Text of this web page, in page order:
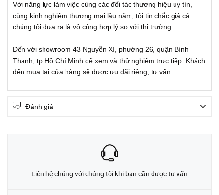
Với năng lực làm việc cùng các đối tác thương hiệu uy tín,
cùng kinh nghiệm thương mại lâu năm, tôi tin chắc giá cả
chúng tôi đưa ra là vô cùng hợp lý so với thị trường.
Đến với showroom 43 Nguyễn Xí, phường 26, quận Bình
Thạnh, tp Hồ Chí Minh để xem và thử nghiệm trực tiếp. Khách
đến mua tại cửa hàng sẽ được ưu đãi riêng, tư vấn
Đánh giá
Liên hệ chúng với chúng tôi khi bạn cần được tư vấn